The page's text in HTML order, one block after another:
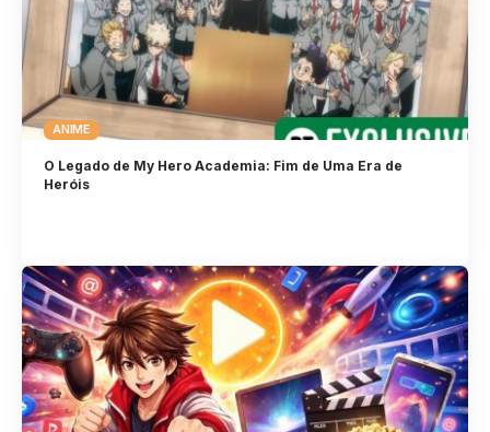
ANIME
O Legado de My Hero Academia: Fim de Uma Era de
Heróis